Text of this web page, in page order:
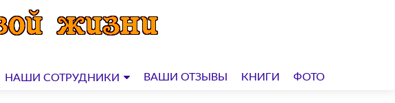
НАШИ СОТРУДНИКИ ВАШИ ОТЗЫВЫ КНИГИ ФОТО